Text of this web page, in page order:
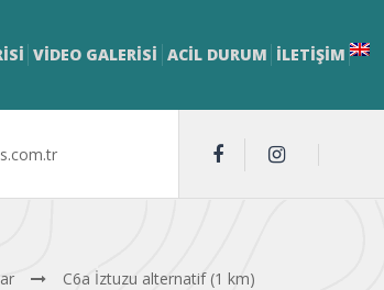
VİDEO GALERİSİ ACİL DURUM İLETIŞIM
C6a İztuzu alternatif (1 km)